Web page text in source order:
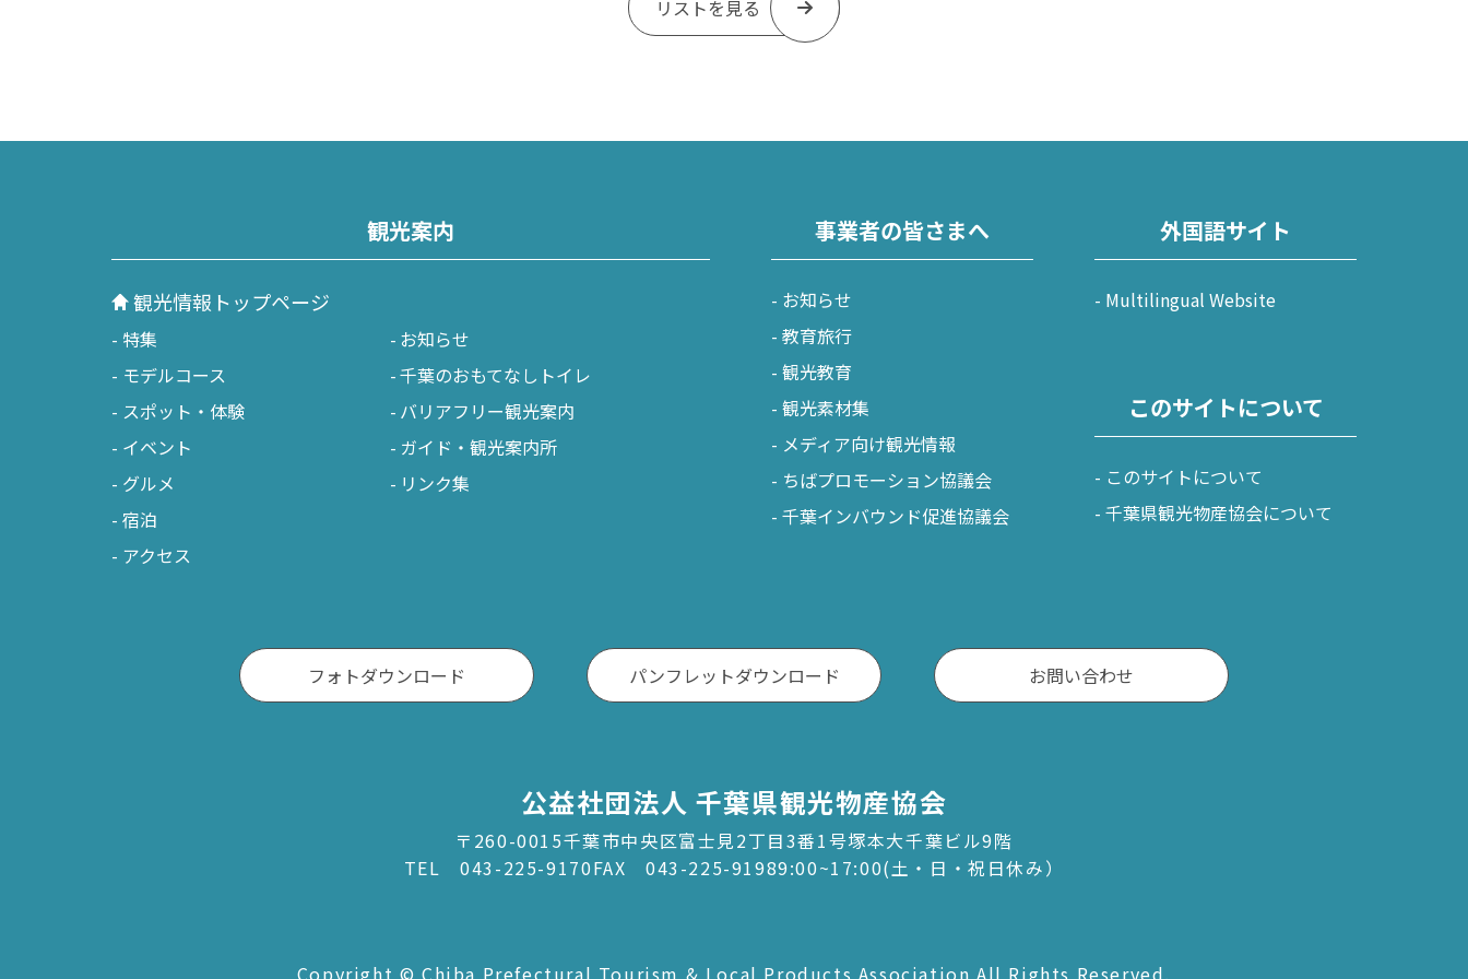
リストを見る
観光案内
観光情報トップページ
特集
モデルコース
スポット・体験
イベント
グルメ
宿泊
アクセス
お知らせ
千葉のおもてなしトイレ
バリアフリー観光案内
ガイド・観光案内所
リンク集
事業者の皆さまへ
お知らせ
教育旅行
観光教育
観光素材集
メディア向け観光情報
ちばプロモーション協議会
千葉インバウンド促進協議会
外国語サイト
Multilingual Website
このサイトについて
このサイトについて
千葉県観光物産協会について
フォトダウンロード パンフレットダウンロード お問い合わせ
公益社団法人 千葉県観光物産協会
〒260-0015千葉市中央区富士見2丁目3番1号塚本大千葉ビル9階
TEL043-225-9170FAX 043-225-91989:00~17:00(土・日・祝日休み）